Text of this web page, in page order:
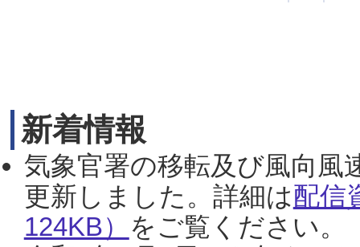
新着情報
気象官署の移転及び風向風
更新しました。詳細は配信
124KB） をご覧ください。